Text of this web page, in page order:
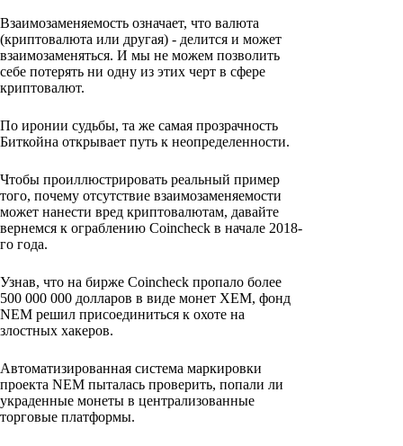
Взаимозаменяемость означает, что валюта
(криптовалюта или другая) - делится и может
взаимозаменяться. И мы не можем позволить
себе потерять ни одну из этих черт в сфере
криптовалют.
По иронии судьбы, та же самая прозрачность
Биткойна открывает путь к неопределенности.
Чтобы проиллюстрировать реальный пример
того, почему отсутствие взаимозаменяемости
может нанести вред криптовалютам, давайте
вернемся к ограблению Coincheck в начале 2018-
го года.
Узнав, что на бирже Coincheck пропало более
500 000 000 долларов в виде монет XEM, фонд
NEM решил присоединиться к охоте на
злостных хакеров.
Автоматизированная система маркировки
проекта NEM пыталась проверить, попали ли
украденные монеты в централизованные
торговые платформы.